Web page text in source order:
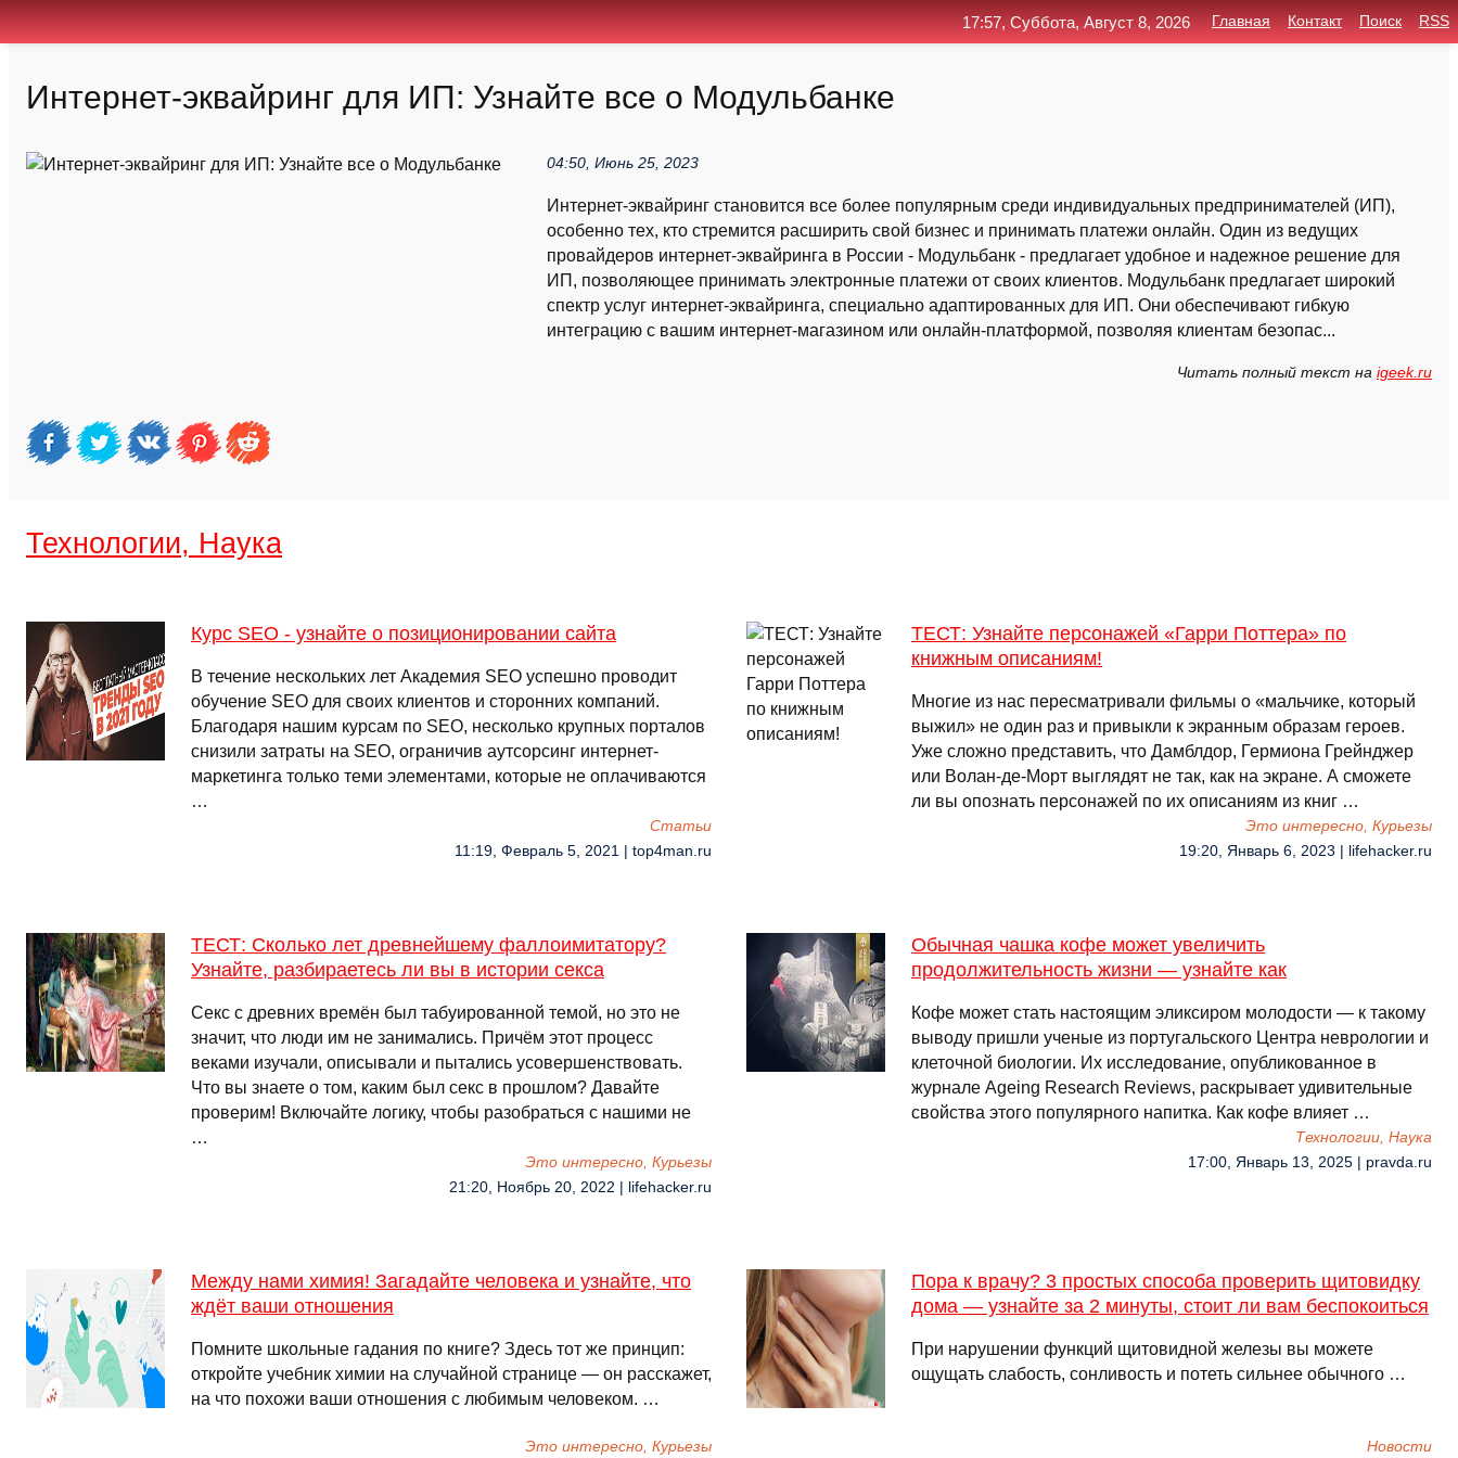
Интернет-эквайринг для ИП: Узнайте все о Модульбанке
04:50, Июнь 25, 2023
Интернет-эквайринг становится все более популярным среди индивидуальных предпринимателей (ИП),
особенно тех, кто стремится расширить свой бизнес и принимать платежи онлайн. Один из ведущих
провайдеров интернет-эквайринга в России - Модульбанк - предлагает удобное и надежное решение для
ИП, позволяющее принимать электронные платежи от своих клиентов. Модульбанк предлагает широкий
спектр услуг интернет-эквайринга, специально адаптированных для ИП. Они обеспечивают гибкую
интеграцию с вашим интернет-магазином или онлайн-платформой, позволяя клиентам безопас...
Читать полный текст на igeek.ru
Технологии, Наука
Курс SEO - узнайте о позиционировании сайта
В течение нескольких лет Академия SEO успешно проводит
обучение SEO для своих клиентов и сторонних компаний.
Благодаря нашим курсам по SEO, несколько крупных порталов
снизили затраты на SEO, ограничив аутсорсинг интернет-
маркетинга только теми элементами, которые не оплачиваются
…
Cтатьи
11:19, Февраль 5, 2021 | top4man.ru
ТЕСТ: Узнайте персонажей «Гарри Поттера» по
книжным описаниям!
Многие из нас пересматривали фильмы о «мальчике, который
выжил» не один раз и привыкли к экранным образам героев.
Уже сложно представить, что Дамблдор, Гермиона Грейнджер
или Волан-де-Морт выглядят не так, как на экране. А сможете
ли вы опознать персонажей по их описаниям из книг …
Это интересно, Курьезы
19:20, Январь 6, 2023 | lifehacker.ru
ТЕСТ: Сколько лет древнейшему фаллоимитатору?
Узнайте, разбираетесь ли вы в истории секса
Секс с древних времён был табуированной темой, но это не
значит, что люди им не занимались. Причём этот процесс
веками изучали, описывали и пытались усовершенствовать.
Что вы знаете о том, каким был секс в прошлом? Давайте
проверим! Включайте логику, чтобы разобраться с нашими не
…
Это интересно, Курьезы
21:20, Ноябрь 20, 2022 | lifehacker.ru
Обычная чашка кофе может увеличить
продолжительность жизни — узнайте как
Кофе может стать настоящим эликсиром молодости — к такому
выводу пришли ученые из португальского Центра неврологии и
клеточной биологии. Их исследование, опубликованное в
журнале Ageing Research Reviews, раскрывает удивительные
свойства этого популярного напитка. Как кофе влияет …
Технологии, Наука
17:00, Январь 13, 2025 | pravda.ru
Между нами химия! Загадайте человека и узнайте, что
ждёт ваши отношения
Помните школьные гадания по книге? Здесь тот же принцип:
откройте учебник химии на случайной странице — он расскажет,
на что похожи ваши отношения с любимым человеком. …
Это интересно, Курьезы
Пора к врачу? 3 простых способа проверить щитовидку
дома — узнайте за 2 минуты, стоит ли вам беспокоиться
При нарушении функций щитовидной железы вы можете
ощущать слабость, сонливость и потеть сильнее обычного …
Новости
17:57, Суббота, Август 8, 2026 Главная Контакт Поиск RSS